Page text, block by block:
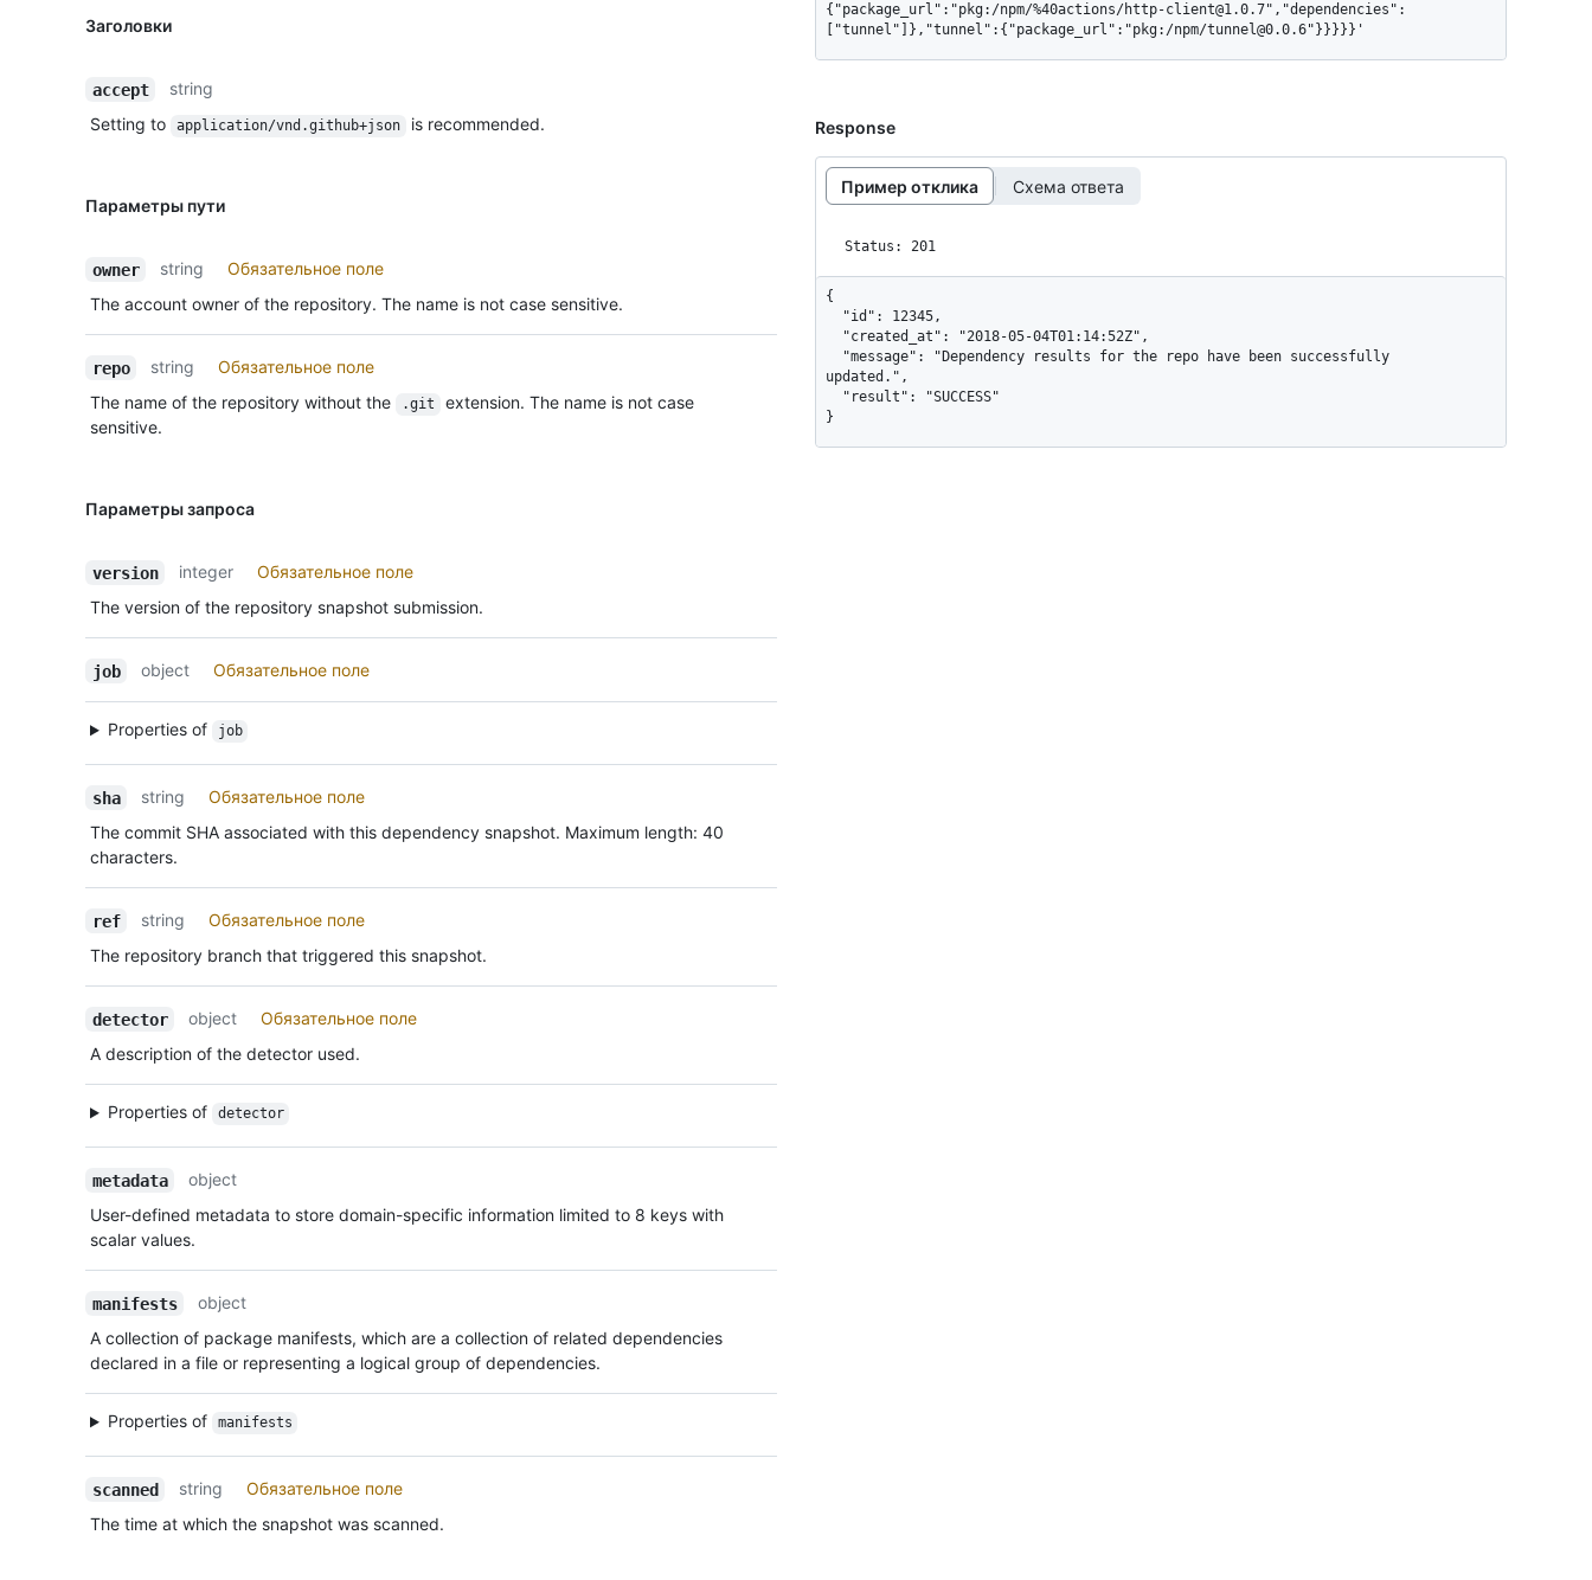
Заголовки
accept
string
Setting to
application/vnd.github+json is recommended.
Параметры пути
owner string
Обязательное поле
The account owner of the repository. The name is not case sensitive.
repo string
Обязательное поле
The name of the repository without the
.git
extension. The name is not case
sensitive.
Параметры запроса
version integer
Обязательное поле
The version of the repository snapshot submission.
job object Обязательное поле
Properties of job
sha string
Обязательное поле
The commit SHA associated with this dependency snapshot. Maximum length: 40
characters.
ref string
Обязательное поле
The repository branch that triggered this snapshot.
detector object
Обязательное поле
A description of the detector used.
Properties of detector
metadata
object
User-defined metadata to store domain-specific information limited to 8 keys with
scalar values.
manifests
object
A collection of package manifests, which are a collection of related dependencies
declared in a file or representing a logical group of dependencies.
Properties of manifests
scanned string
Обязательное поле
The time at which the snapshot was scanned.
{"package_url":"pkg:/npm/%40actions/http-client@1.0.7","dependencies":
["tunnel"]},"tunnel":{"package_url":"pkg:/npm/tunnel@0.0.6"}}}}}'
Response
Пример отклика Схема ответа
Status: 201
{
updated.",
}